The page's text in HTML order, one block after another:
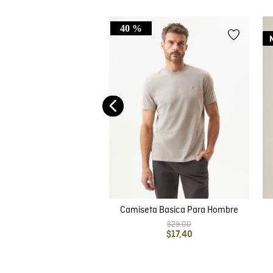
40 %
Camiseta Basica Para Hombre
$29,00
$17,40